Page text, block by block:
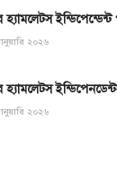
হ্যামলেটস
২০২৬
হ্যামলেটস
২০২৬